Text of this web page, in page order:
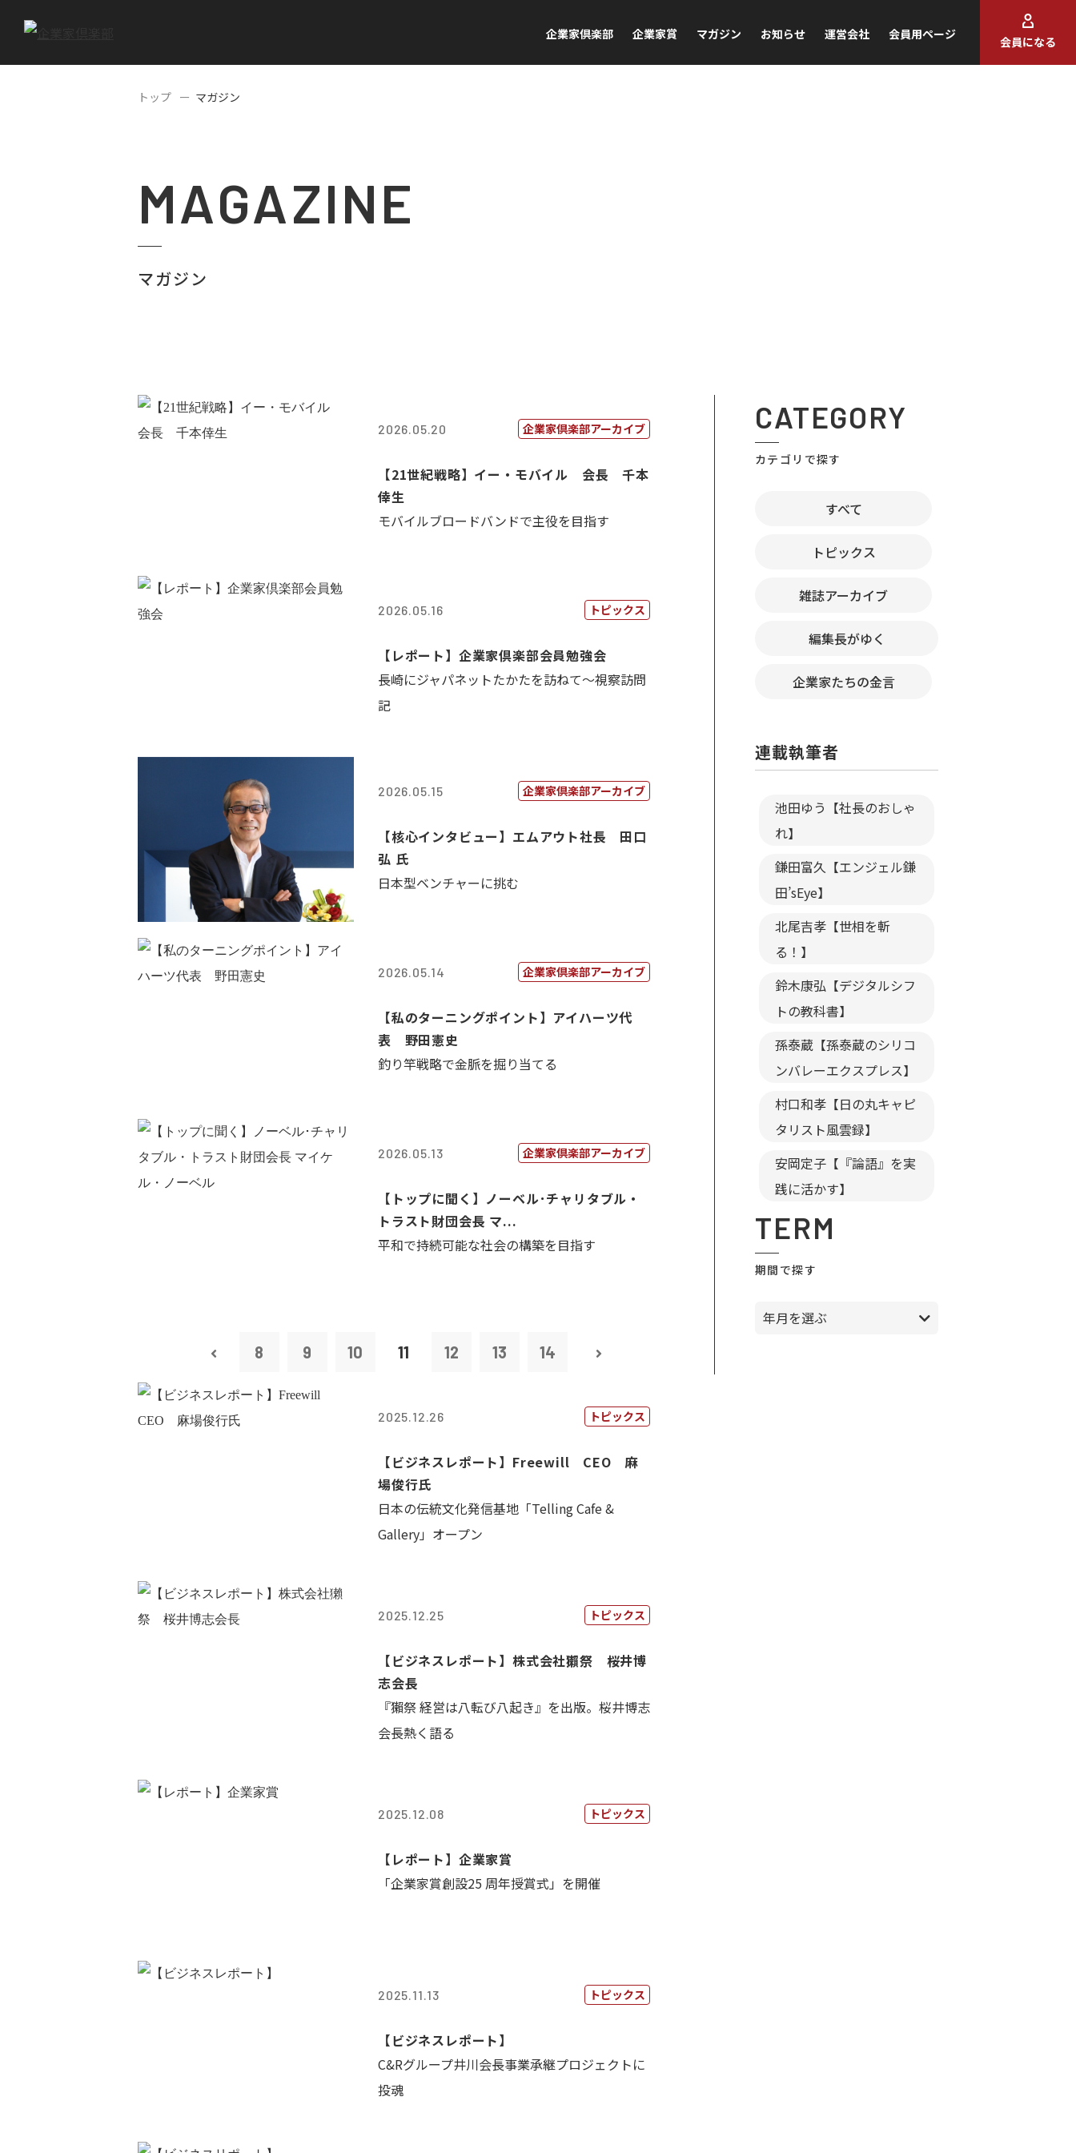
企業家倶楽部 企業家賞 マガジン お知らせ 運営会社 会員用ページ
会員になる
トップ マガジン
MAGAZINE
マガジン
2026.05.20 企業家倶楽部アーカイブ
【21世紀戦略】イー・モバイル 会長 千本
倖生
モバイルブロードバンドで主役を目指す
2026.05.16 トピックス
【レポート】企業家倶楽部会員勉強会
長崎にジャパネットたかたを訪ねて～視察訪問
記
2026.05.15 企業家倶楽部アーカイブ
【核心インタビュー】エムアウト社長 田口
弘 氏
日本型ベンチャーに挑む
2026.05.14 企業家倶楽部アーカイブ
【私のターニングポイント】アイハーツ代
表 野田憲史
釣り竿戦略で金脈を掘り当てる
2026.05.13 企業家倶楽部アーカイブ
【トップに聞く】ノーベル･チャリタブル・
トラスト財団会長 マ...
平和で持続可能な社会の構築を目指す
8 9 10 11 12 13 14
2025.12.26 トピックス
【ビジネスレポート】Freewill CEO 麻
場俊行氏
日本の伝統文化発信基地「Telling Cafe &
Gallery」オープン
2025.12.25 トピックス
【ビジネスレポート】株式会社獺祭 桜井博
志会長
『獺祭 経営は八転び八起き』を出版。桜井博志
会長熱く語る
2025.12.08 トピックス
【レポート】企業家賞
「企業家賞創設25 周年授賞式」を開催
2025.11.13 トピックス
【ビジネスレポート】
C&Rグループ井川会長事業承継プロジェクトに
投魂
CATEGORY
カテゴリで探す
すべて
トピックス
雑誌アーカイブ
編集長がゆく
企業家たちの金言
連載執筆者
池田ゆう【社長のおしゃ
れ】
鎌田富久【エンジェル鎌
田’sEye】
北尾吉孝【世相を斬
る！】
鈴木康弘【デジタルシフ
トの教科書】
孫泰蔵【孫泰蔵のシリコ
ンバレーエクスプレス】
村口和孝【日の丸キャピ
タリスト風雲録】
安岡定子【『論語』を実
践に活かす】
TERM
期間で探す
年月を選ぶ